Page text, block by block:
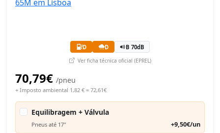
D D B 70dB
Ver ficha técnica oficial (EPREL)
70,79€ /pneu
+ Imposto ambiental 1,82 € = 72,61€
Equilibragem + Válvula
Pneus até 17" +9,50€/un